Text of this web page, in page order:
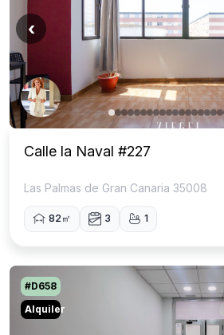
‹
Calle la Naval #227
Las Palmas de Gran Canaria 35008
82㎡ 3 1
#D658
Alquiler